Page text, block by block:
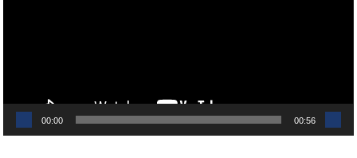
00:00 00:56